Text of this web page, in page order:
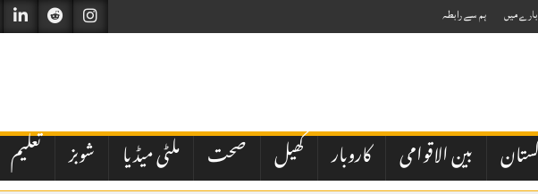
میں ہم سے رابطہ
بین الاقوامی کاروبار کھیل صحت ملٹی میڈیا شوبز تعلیم